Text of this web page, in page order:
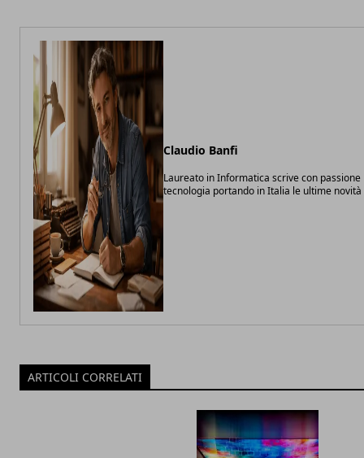
Claudio Banfi
Laureato in Informatica scrive con
tecnologia portando in Italia le ultime novità
ARTICOLI CORRELATI